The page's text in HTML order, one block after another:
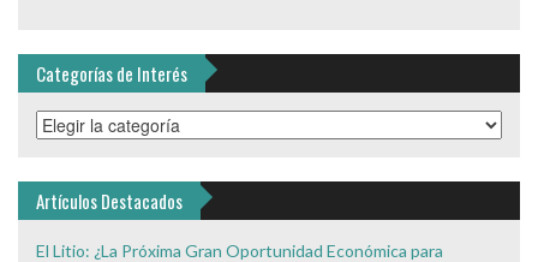
Categorías de Interés
Categorías
de
Artículos Destacados
El Litio: ¿La Próxima Gran Oportunidad Económica para